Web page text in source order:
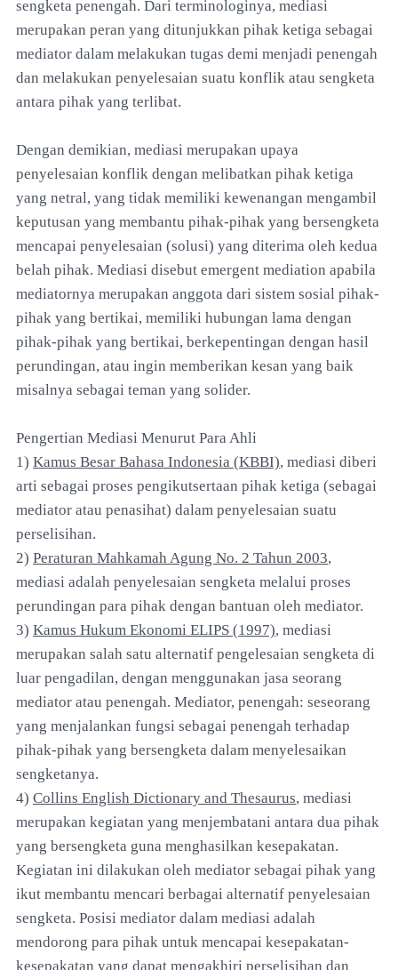
sengketa penengah. Dari terminologinya, mediasi
merupakan peran yang ditunjukkan pihak ketiga sebagai
mediator dalam melakukan tugas demi menjadi penengah
dan melakukan penyelesaian suatu konflik atau sengketa
antara pihak yang terlibat.
Dengan demikian, mediasi merupakan upaya
penyelesaian konflik dengan melibatkan pihak ketiga
yang netral, yang tidak memiliki kewenangan mengambil
keputusan yang membantu pihak-pihak yang bersengketa
mencapai penyelesaian (solusi) yang diterima oleh kedua
belah pihak. Mediasi disebut emergent mediation apabila
mediatornya merupakan anggota dari sistem sosial pihak-
pihak yang bertikai, memiliki hubungan lama dengan
pihak-pihak yang bertikai, berkepentingan dengan hasil
perundingan, atau ingin memberikan kesan yang baik
misalnya sebagai teman yang solider.
Pengertian Mediasi Menurut Para Ahli
1) Kamus Besar Bahasa Indonesia (KBBI), mediasi diberi
arti sebagai proses pengikutsertaan pihak ketiga (sebagai
mediator atau penasihat) dalam penyelesaian suatu
perselisihan.
2) Peraturan Mahkamah Agung No. 2 Tahun 2003,
mediasi adalah penyelesaian sengketa melalui proses
perundingan para pihak dengan bantuan oleh mediator.
3) Kamus Hukum Ekonomi ELIPS (1997), mediasi
merupakan salah satu alternatif pengelesaian sengketa di
luar pengadilan, dengan menggunakan jasa seorang
mediator atau penengah. Mediator, penengah: seseorang
yang menjalankan fungsi sebagai penengah terhadap
pihak-pihak yang bersengketa dalam menyelesaikan
sengketanya.
4) Collins English Dictionary and Thesaurus, mediasi
merupakan kegiatan yang menjembatani antara dua pihak
yang bersengketa guna menghasilkan kesepakatan.
Kegiatan ini dilakukan oleh mediator sebagai pihak yang
ikut membantu mencari berbagai alternatif penyelesaian
sengketa. Posisi mediator dalam mediasi adalah
mendorong para pihak untuk mencapai kesepakatan-
kesepakatan yang dapat mengakhiri perselisihan dan